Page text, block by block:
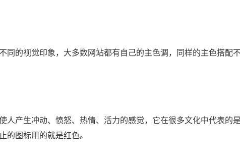
同的视觉印象，大多数网站都有自己的主色调，同样的主色搭配
人产生冲动、愤怒、热情、活力的感觉，它在很多文化中代表的
图标用的就是红色。